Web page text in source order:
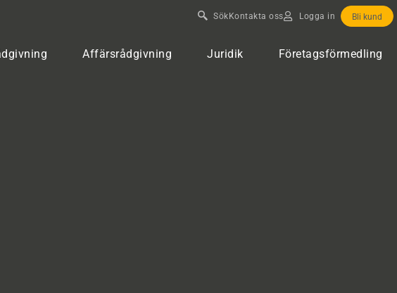
Sök Kontakta oss Logga in Bli kund
Affärsrådgivning Juridik Företagsförmedling